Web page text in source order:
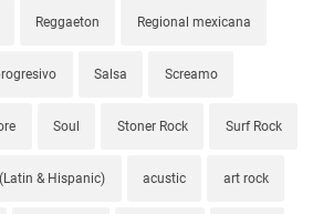
Reggaeton Regional mexicana
Salsa Screamo
Soul Stoner Rock Surf Rock
& Hispanic) acustic art rock